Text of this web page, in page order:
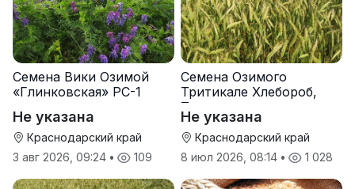
Семена Вики Озимой
«Глинковская» РС-1
Не указана
Краснодарский край
3 авг 2026, 09:24 • 109
Семена Озимого
Тритикале Хлебороб,
Тихон
Не указана
Краснодарский край
8 июл 2026, 08:14 • 1 028